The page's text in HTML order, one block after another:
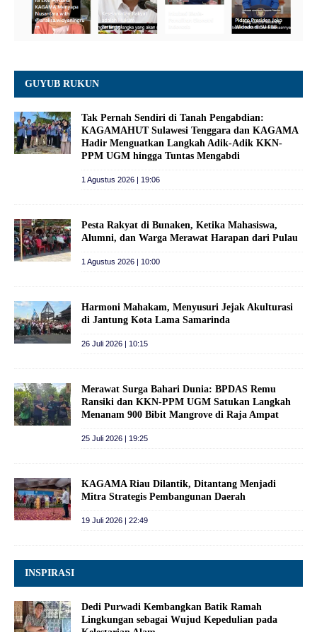
GUYUB RUKUN
Tak Pernah Sendiri di Tanah Pengabdian:
KAGAMAHUT Sulawesi Tenggara dan KAGAMA
Hadir Menguatkan Langkah Adik-Adik KKN-
PPM UGM hingga Tuntas Mengabdi
1 Agustus 2026 | 19:06
Pesta Rakyat di Bunaken, Ketika Mahasiswa,
Alumni, dan Warga Merawat Harapan dari Pulau
1 Agustus 2026 | 10:00
Harmoni Mahakam, Menyusuri Jejak Akulturasi
di Jantung Kota Lama Samarinda
26 Juli 2026 | 10:15
Merawat Surga Bahari Dunia: BPDAS Remu
Ransiki dan KKN-PPM UGM Satukan Langkah
Menanam 900 Bibit Mangrove di Raja Ampat
25 Juli 2026 | 19:25
KAGAMA Riau Dilantik, Ditantang Menjadi
Mitra Strategis Pembangunan Daerah
19 Juli 2026 | 22:49
INSPIRASI
Dedi Purwadi Kembangkan Batik Ramah
Lingkungan sebagai Wujud Kepedulian pada